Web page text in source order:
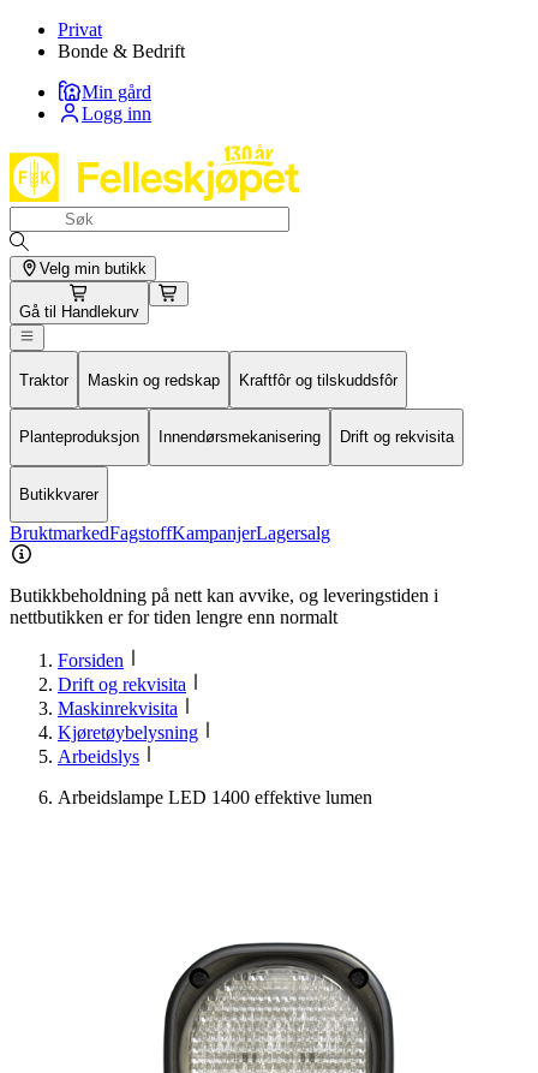
Privat
Bonde & Bedrift
Min gård
Logg inn
Velg min butikk
Gå til Handlekurv
Traktor Maskin og redskap Kraftfôr og tilskuddsfôr
Planteproduksjon Innendørsmekanisering Drift og rekvisita
Butikkvarer
BruktmarkedFagstoffKampanjerLagersalg
Butikkbeholdning på nett kan avvike, og leveringstiden i
nettbutikken er for tiden lengre enn normalt
Forsiden
Drift og rekvisita
Maskinrekvisita
Kjøretøybelysning
Arbeidslys
Arbeidslampe LED 1400 effektive lumen